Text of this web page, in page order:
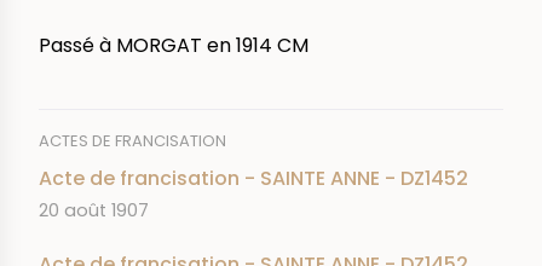
Passé à MORGAT en 1914 CM
ACTES DE FRANCISATION
Acte de francisation - SAINTE ANNE - DZ1452
DATE
20 août 1907